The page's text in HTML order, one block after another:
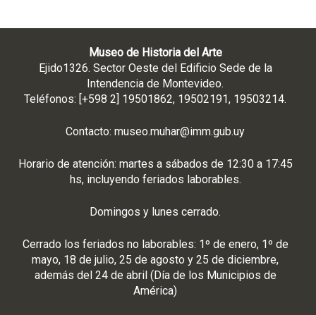
Museo de Historia del Arte
Ejido1326. Sector Oeste del Edificio Sede de la
Intendencia de Montevideo.
Teléfonos: [+598 2] 19501862, 19502191, 19503214.
Contacto: museo.muhar@imm.gub.uy
Horario de atención: martes a sábados de 12:30 a 17:45
hs, incluyendo feriados laborables.
Domingos y lunes cerrado.
Cerrado los feriados no laborables: 1º de enero, 1º de
mayo, 18 de julio, 25 de agosto y 25 de diciembre,
además del 24 de abril (Día de los Municipios de
América)